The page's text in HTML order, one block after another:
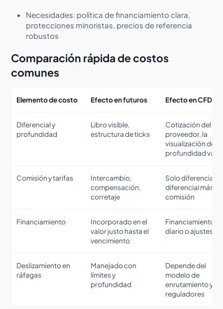
Necesidades: política de financiamiento clara,
protecciones minoristas, precios de referencia
robustos
Comparación rápida de costos
comunes
Elemento de costo Efecto en futuros Efecto en CFD
Diferencial y
profundidad
Libro visible,
estructura de ticks
Cotización del
proveedor, la
visualización de
profundidad varía
Comisión y tarifas
Intercambio,
compensación,
corretaje
Solo diferencial o
diferencial más
comisión
Financiamiento
Incorporado en el
valor justo hasta el
vencimiento
Financiamiento
diario o ajustes
Deslizamiento en
ráfagas
Manejado con
límites y
profundidad
Depende del
modelo de
enrutamiento y
reguladores